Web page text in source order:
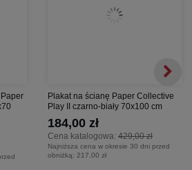
Plakat na ścianę Paper Collective
Play II czarno-biały 70x100 cm
Cena katalogowa: 429,00 zł
184,00 zł
Najniższa cena w okresie 30 dni przed
obniżką: 217,00 zł